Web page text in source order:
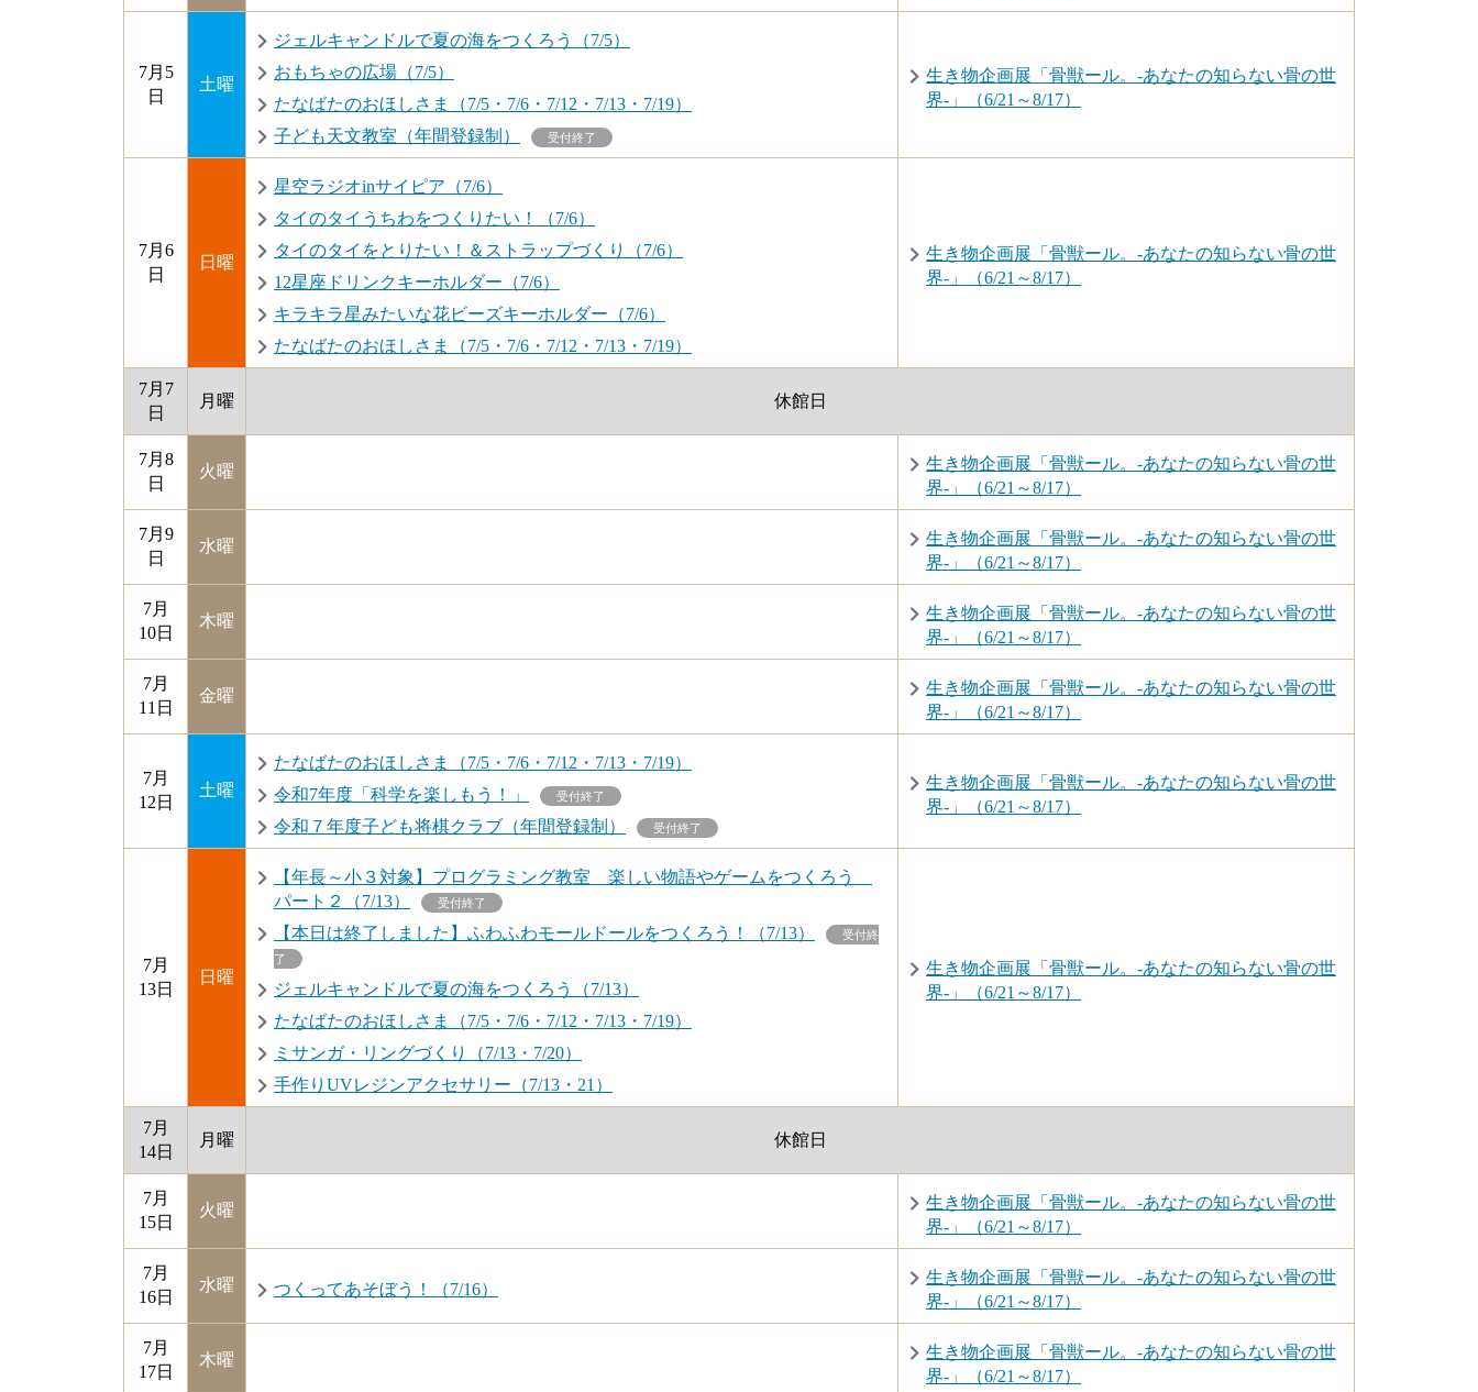
7月5
日
土曜
ジェルキャンドルで夏の海をつくろう（7/5）
おもちゃの広場（7/5）
たなばたのおほしさま（7/5・7/6・7/12・7/13・7/19）
子ども天文教室（年間登録制）
受付終了
生き物企画展「骨獣ール。-あなたの知らない骨の世
界-」（6/21～8/17）
7月6
日
日曜
星空ラジオinサイピア（7/6）
タイのタイうちわをつくりたい！（7/6）
タイのタイをとりたい！＆ストラップづくり（7/6）
12星座ドリンクキーホルダー（7/6）
キラキラ星みたいな花ビーズキーホルダー（7/6）
たなばたのおほしさま（7/5・7/6・7/12・7/13・7/19）
生き物企画展「骨獣ール。-あなたの知らない骨の世
界-」（6/21～8/17）
7月7
日
月曜 休館日
7月8
日
火曜
生き物企画展「骨獣ール。-あなたの知らない骨の世
界-」（6/21～8/17）
7月9
日
水曜
生き物企画展「骨獣ール。-あなたの知らない骨の世
界-」（6/21～8/17）
7月
10日
木曜
生き物企画展「骨獣ール。-あなたの知らない骨の世
界-」（6/21～8/17）
7月
11日
金曜
生き物企画展「骨獣ール。-あなたの知らない骨の世
界-」（6/21～8/17）
7月
12日
土曜
たなばたのおほしさま（7/5・7/6・7/12・7/13・7/19）
令和7年度「科学を楽しもう！」
受付終了
令和７年度子ども将棋クラブ（年間登録制） 受付終了
生き物企画展「骨獣ール。-あなたの知らない骨の世
界-」（6/21～8/17）
7月
13日
日曜
【年長～小３対象】プログラミング教室 楽しい物語やゲームをつくろう
パート２（7/13）
受付終了
【本日は終了しました】ふわふわモールドールをつくろう！（7/13）
受付終
了
ジェルキャンドルで夏の海をつくろう（7/13）
たなばたのおほしさま（7/5・7/6・7/12・7/13・7/19）
ミサンガ・リングづくり（7/13・7/20）
手作りUVレジンアクセサリー（7/13・21）
生き物企画展「骨獣ール。-あなたの知らない骨の世
界-」（6/21～8/17）
7月
14日
月曜 休館日
7月
15日
火曜
生き物企画展「骨獣ール。-あなたの知らない骨の世
界-」（6/21～8/17）
7月
16日
水曜 つくってあそぼう！（7/16）
生き物企画展「骨獣ール。-あなたの知らない骨の世
界-」（6/21～8/17）
7月
17日
木曜
生き物企画展「骨獣ール。-あなたの知らない骨の世
界-」（6/21～8/17）